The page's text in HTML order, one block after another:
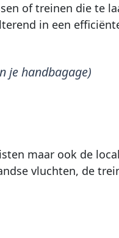
of treinen die te
in een
je handbagage)
maar ook de
vluchten, de